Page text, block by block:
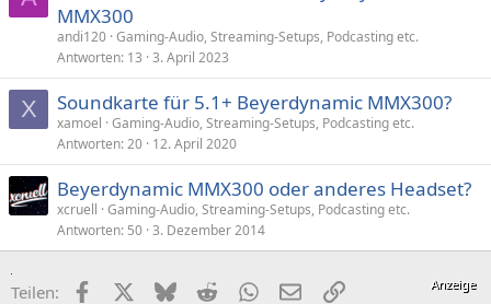
MMX300
andi120 Gaming-Audio, Streaming-Setups, Podcasting etc.
Antworten 13 3. April 2023
X Soundkarte für 5.1+ Beyerdynamic MMX300?
xamoel Gaming-Audio, Streaming-Setups, Podcasting etc.
Antworten 20 12. April 2020
Beyerdynamic MMX300 oder anderes Headset?
xcruell Gaming-Audio, Streaming-Setups, Podcasting etc.
Antworten 50 3. Dezember 2014
Teilen: FacebookX (Twitter)
BlueskyRedditWhatsApp
E-MailLink